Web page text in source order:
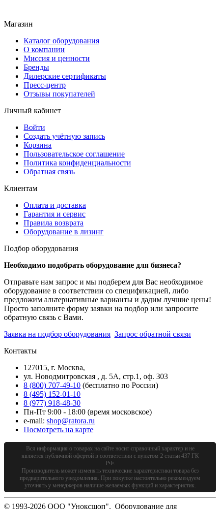
Магазин
Каталог оборудования
О компании
Миссия и ценности
Бренды
Дилерские сертификаты
Пресс-центр
Отзывы покупателей
Личный кабинет
Войти
Создать учётную запись
Корзина
Пользовательское соглашение
Политика конфиденциальности
Обратная связь
Клиентам
Оплата и доставка
Гарантия и сервис
Правила возврата
Оборудование в лизинг
Подбор оборудования
Необходимо подобрать оборудование для бизнеса?
Отправьте нам запрос и мы подберем для Вас необходимое
оборудование в соответствии со спецификацией, либо
предложим альтернативные варианты и дадим лучшие цены!
Просто заполните форму заявки на подбор или запросите
обратную связь с Вами.
Заявка на подбор оборудования Запрос обратной связи
Контакты
127015, г. Москва,
ул. Новодмитровская , д. 5А, стр.1, оф. 303
8 (800) 707-49-10 (бесплатно по России)
8 (495) 152-01-10
8 (977) 918-48-30
Пн-Пт 9:00 - 18:00 (время московское)
e-mail: shop@ratora.ru
Посмотреть на карте
Вся информация о товарах на сайте носит справочный характер и не
является публичной офертой в соответствии с пунктом 2 статьи 437 ГК
РФ.
Производитель может изменять технические характеристики товара без
предварительного уведомления. При покупке настоятельно рекомендуем
уточнять у менеджеров наличие желаемых функций и характеристик.
© 1993-2026 ООО "Уноксшоп". Оборудование для